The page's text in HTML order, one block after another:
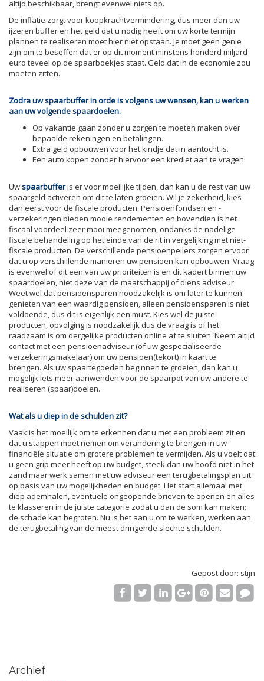
altijd beschikbaar, brengt evenwel niets op.
De inflatie zorgt voor koopkrachtvermindering, dus meer dan uw
ijzeren buffer en het geld dat u nodig heeft om uw korte termijn
plannen te realiseren moet hier niet opstaan. Je moet geen genie
zijn om te beseffen dat er op dit moment minstens honderd miljard
euro teveel op de spaarboekjes staat. Geld dat in de economie zou
moeten zitten.
Zodra uw spaarbuffer in orde is volgens uw wensen, kan u werken
aan uw volgende spaardoelen.
Op vakantie gaan zonder u zorgen te moeten maken over
bepaalde rekeningen en betalingen.
Extra geld opbouwen voor het kindje dat in aantocht is.
Een auto kopen zonder hiervoor een krediet aan te vragen.
Uwspaarbufferis er voor moeilijke tijden, dan kan u de rest van uw
spaargeld activeren om dit te laten groeien. Wil je zekerheid, kies
dan eerst voor de fiscale producten. Pensioenfondsen en -
verzekeringen bieden mooie rendementen en bovendien is het
fiscaal voordeel zeer mooi meegenomen, ondanks de nadelige
fiscale behandeling op het einde van de rit in vergelijking met niet-
fiscale producten. De verschillende pensioenpeilers zorgen ervoor
dat u op verschillende manieren uw pensioen kan opbouwen. Vraag
is evenwel of dit een van uw prioriteiten is en dit kadert binnen uw
spaardoelen, niet deze van de maatschappij of diens adviseur.
Weet wel dat pensioensparen noodzakelijk is om later te kunnen
genieten van een waardig pensioen, alleen pensioensparen is niet
voldoende, dus dit is eigenlijk een must. Kies wel de juiste
producten, opvolging is noodzakelijk dus de vraag is of het
raadzaam is om dergelijke producten online af te sluiten. Neem altijd
contact met een pensioenadviseur (of uw gespecialiseerde
verzekeringsmakelaar) om uw pensioen(tekort) in kaart te
brengen. Als uw spaartegoeden beginnen te groeien, dan kan u
mogelijk iets meer aanwenden voor de spaarpot van uw andere te
realiseren (spaar)doelen.
Wat als u diep in de schulden zit?
Vaak is het moeilijk om te erkennen dat u met een probleem zit en
dat u stappen moet nemen om verandering te brengen in uw
financiële situatie om grotere problemen te vermijden. Als u voelt dat
u geen grip meer heeft op uw budget, steek dan uw hoofd niet in het
zand maar werk samen met uw adviseur een terugbetalingsplan uit
op basis van uw mogelijkheden en budget. Het start allemaal met
diep ademhalen, eventuele ongeopende brieven te openen en alles
te klasseren in de juiste categorie zodat u dan de som kan maken;
de schade kan begroten. Nu is het aan u om te werken, werken aan
de terugbetaling van de meest dringende slechte schulden.
Gepost door: stijn
Archief